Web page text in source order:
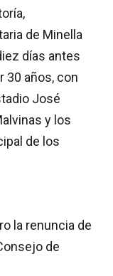
de Minella
días antes
30 años, con
José
y los
de los
la renuncia de
de